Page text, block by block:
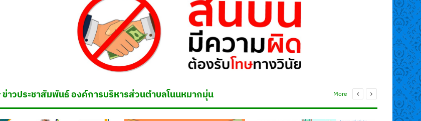
ข่าวประชาสัมพันธ์ องค์การบริหารส่วนตำบลโนนหมากมุ่น More